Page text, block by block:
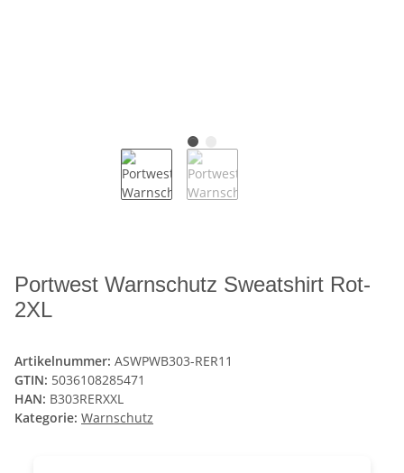
Portwest Warnschutz Sweatshirt Rot-
2XL
Artikelnummer: ASWPWB303-RER11
GTIN: 5036108285471
HAN: B303RERXXL
Kategorie: Warnschutz